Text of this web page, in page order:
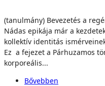
(tanulmány) Bevezetés a
Nádas epikája már a
kollektív identitás
Ez a fejezet a Párhuzamos
korporeális...
Bővebben